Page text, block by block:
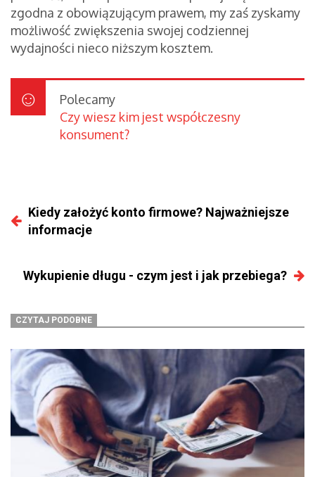
zgodna z obowiązującym prawem, my zaś zyskamy
możliwość zwiększenia swojej codziennej
wydajności nieco niższym kosztem.
Polecamy
Czy wiesz kim jest współczesny
konsument?
Kiedy założyć konto firmowe? Najważniejsze
informacje
Wykupienie długu - czym jest i jak przebiega?
CZYTAJ PODOBNE